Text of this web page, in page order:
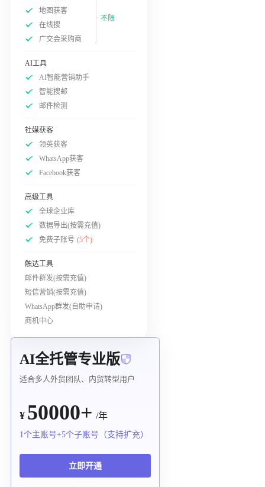
地图获客
在线搜
广交会采购商
不限
AI工具
AI智能营销助手
智能搜邮
邮件检测
社媒获客
领英获客
WhatsApp获客
Facebook获客
高级工具
全球企业库
数据导出(按需充值)
免费子账号 (5个)
触达工具
邮件群发(按需充值)
短信营销(按需充值)
WhatsApp群发(自助申请)
商机中心
AI全托管专业版
适合多人外贸团队、内贸转型用户
¥ 50000+ /年
1个主账号+5个子账号（支持扩充）
立即开通